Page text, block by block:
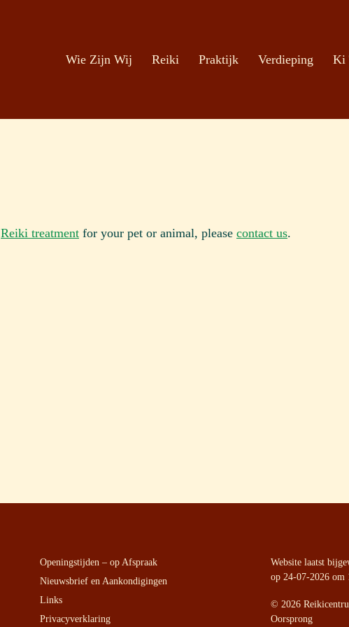
Ga naar de inhoud
Wie Zijn Wij Reiki Praktijk Verdieping Ki
Reiki treatment for your pet or animal, please contact us.
Openingstijden – op Afspraak
Nieuwsbrief en Aankondigingen
Links
Privacyverklaring
Website laatst
op 24-07-2026 om
© 2026
Oorsprong